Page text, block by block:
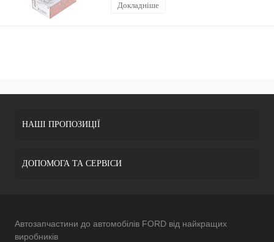
Докладніше
НАШІ ПРОПОЗИЦІЇ
ДОПОМОГА ТА СЕРВІСИ
Автозапчастини до автомобілів FORD від найкращих
виробників